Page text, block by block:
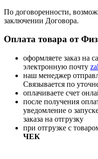
По договоренности,
заключении Договора.
Оплата товара от
оформляете заказ на
электронную почту
наш менеджер
Связывается по
оплачиваете счет
после получения
уведомление о
заказа на отгрузку
при отгрузке с
ЧЕК